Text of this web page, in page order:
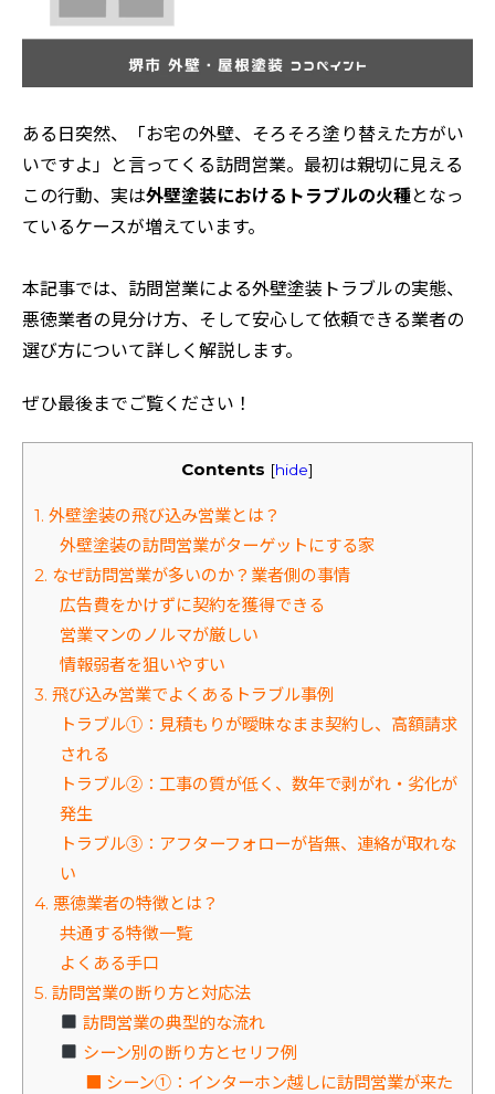
ある日突然、「お宅の外壁、そろそろ塗り替えた方がい
いですよ」と言ってくる訪問営業。最初は親切に見える
この行動、実は外壁塗装におけるトラブルの火種となっ
ているケースが増えています。
本記事では、訪問営業による外壁塗装トラブルの実態、
悪徳業者の見分け方、そして安心して依頼できる業者の
選び方について詳しく解説します。
ぜひ最後までご覧ください！
Contents [hide]
1. 外壁塗装の飛び込み営業とは？
外壁塗装の訪問営業がターゲットにする家
2. なぜ訪問営業が多いのか？業者側の事情
広告費をかけずに契約を獲得できる
営業マンのノルマが厳しい
情報弱者を狙いやすい
3. 飛び込み営業でよくあるトラブル事例
トラブル①：見積もりが曖昧なまま契約し、高額請求
される
トラブル②：工事の質が低く、数年で剥がれ・劣化が
発生
トラブル③：アフターフォローが皆無、連絡が取れな
い
4. 悪徳業者の特徴とは？
共通する特徴一覧
よくある手口
5. 訪問営業の断り方と対応法
訪問営業の典型的な流れ
シーン別の断り方とセリフ例
■ シーン①：インターホン越しに訪問営業が来た